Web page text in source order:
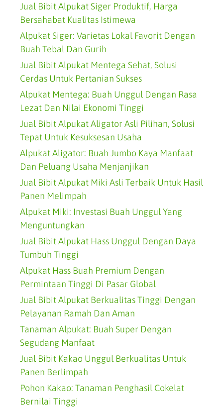
Jual Bibit Alpukat Siger Produktif, Harga
Bersahabat Kualitas Istimewa
Alpukat Siger: Varietas Lokal Favorit Dengan
Buah Tebal Dan Gurih
Jual Bibit Alpukat Mentega Sehat, Solusi
Cerdas Untuk Pertanian Sukses
Alpukat Mentega: Buah Unggul Dengan Rasa
Lezat Dan Nilai Ekonomi Tinggi
Jual Bibit Alpukat Aligator Asli Pilihan, Solusi
Tepat Untuk Kesuksesan Usaha
Alpukat Aligator: Buah Jumbo Kaya Manfaat
Dan Peluang Usaha Menjanjikan
Jual Bibit Alpukat Miki Asli Terbaik Untuk Hasil
Panen Melimpah
Alpukat Miki: Investasi Buah Unggul Yang
Menguntungkan
Jual Bibit Alpukat Hass Unggul Dengan Daya
Tumbuh Tinggi
Alpukat Hass Buah Premium Dengan
Permintaan Tinggi Di Pasar Global
Jual Bibit Alpukat Berkualitas Tinggi Dengan
Pelayanan Ramah Dan Aman
Tanaman Alpukat: Buah Super Dengan
Segudang Manfaat
Jual Bibit Kakao Unggul Berkualitas Untuk
Panen Berlimpah
Pohon Kakao: Tanaman Penghasil Cokelat
Bernilai Tinggi